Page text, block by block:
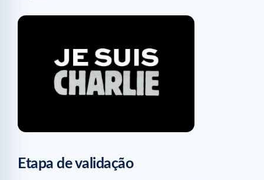
Etapa de validação